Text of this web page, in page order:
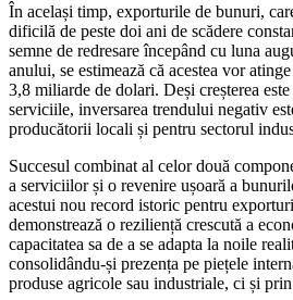
În același timp, exporturile de bunuri,
dificilă de peste doi ani de scădere
semne de redresare începând cu luna
anului, se estimează că acestea vor
3,8 miliarde de dolari. Deși creșterea
serviciile, inversarea trendului negativ
producătorii locali și pentru sectorul
Succesul combinat al celor două
a serviciilor și o revenire ușoară a
acestui nou record istoric pentru
demonstrează o reziliență crescută a
capacitatea sa de a se adapta la noile
consolidându-și prezența pe piețele
produse agricole sau industriale, ci și